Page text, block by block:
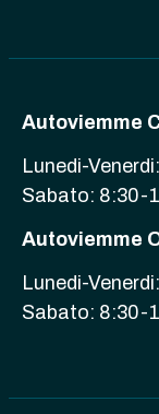
Autoviemme
Lunedi-
Sabato: 8:30-
Autoviemme
Lunedi-
Sabato: 8:30-